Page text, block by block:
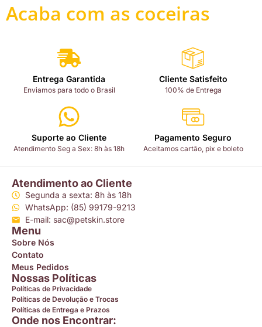
Acaba com as coceiras
Entrega Garantida
Enviamos para todo o Brasil
Cliente Satisfeito
100% de Entrega
Suporte ao Cliente
Atendimento Seg a Sex: 8h às 18h
Pagamento Seguro
Aceitamos cartão, pix e boleto
Atendimento ao Cliente
Segunda a sexta: 8h às 18h
WhatsApp: (85) 99179-9213
E-mail: sac@petskin.store
Menu
Sobre Nós
Contato
Meus Pedidos
Nossas Políticas
Políticas de Privacidade
Políticas de Devolução e Trocas
Políticas de Entrega e Prazos
Onde nos Encontrar: